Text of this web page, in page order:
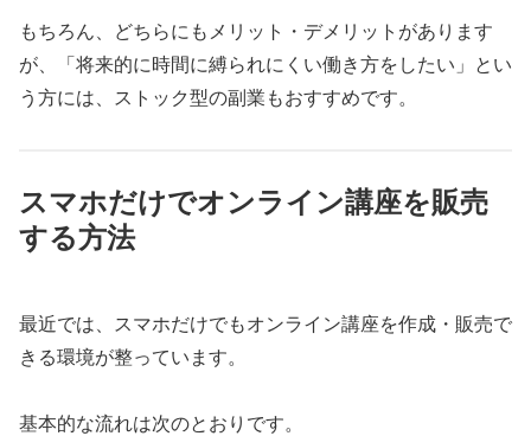
もちろん、どちらにもメリット・デメリットがあります
が、「将来的に時間に縛られにくい働き方をしたい」とい
う方には、ストック型の副業もおすすめです。
スマホだけでオンライン講座を販売
する方法
最近では、スマホだけでもオンライン講座を作成・販売で
きる環境が整っています。
基本的な流れは次のとおりです。